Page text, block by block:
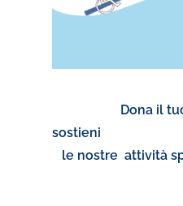
Dona il tuo
le nostre attività